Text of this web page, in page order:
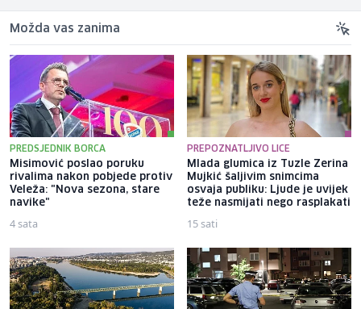
Možda vas zanima
PREDSJEDNIK BORCA
Misimović poslao poruku
rivalima nakon pobjede protiv
Veleža: "Nova sezona, stare
navike"
4 sata
PREPOZNATLJIVO LICE
Mlada glumica iz Tuzle Zerina
Mujkić šaljivim snimcima
osvaja publiku: Ljude je uvijek
teže nasmijati nego rasplakati
15 sati